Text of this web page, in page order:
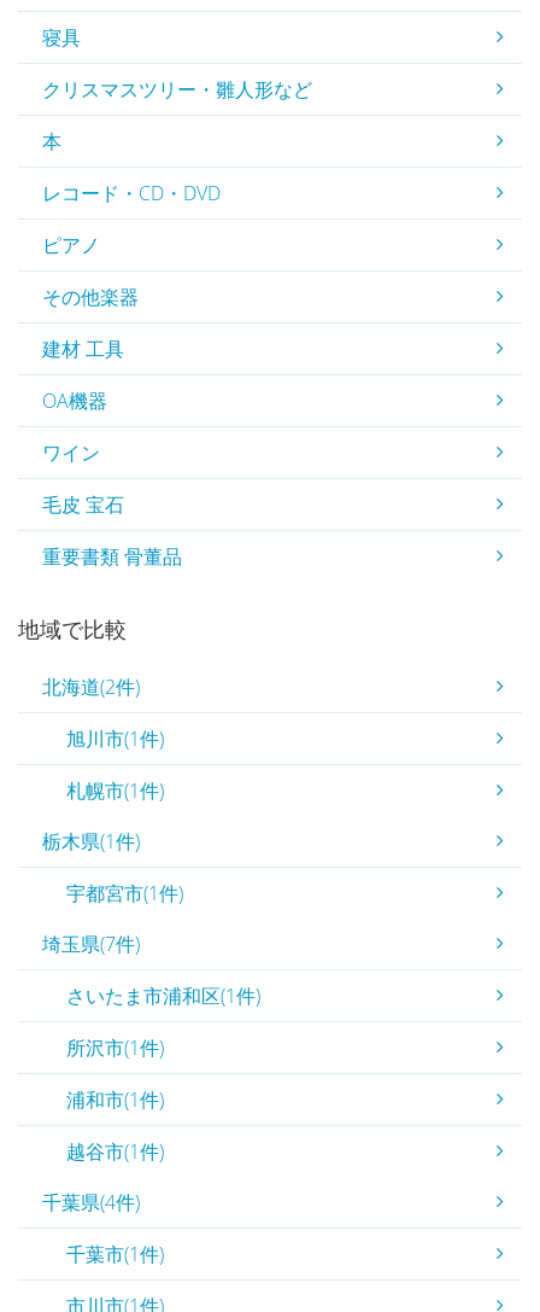
寝具
クリスマスツリー・雛人形など
本
レコード・CD・DVD
ピアノ
その他楽器
建材 工具
OA機器
ワイン
毛皮 宝石
重要書類 骨董品
地域で比較
北海道(2件)
旭川市(1件)
札幌市(1件)
栃木県(1件)
宇都宮市(1件)
埼玉県(7件)
さいたま市浦和区(1件)
所沢市(1件)
浦和市(1件)
越谷市(1件)
千葉県(4件)
千葉市(1件)
市川市(1件)